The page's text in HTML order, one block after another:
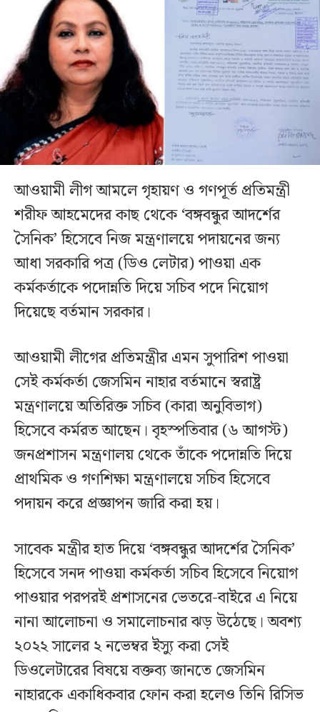
আওয়ামী লীগ আমলে গৃহায়ণ ও গণপূর্ত প্রতিমন্ত্রী
শরীফ আহমেদের কাছ থেকে ‘বঙ্গবন্ধুর আদর্শের
সৈনিক’ হিসেবে নিজ মন্ত্রণালয়ে পদায়নের জন্য
আধা সরকারি পত্র (ডিও লেটার) পাওয়া এক
কর্মকর্তাকে পদোন্নতি দিয়ে সচিব পদে নিয়োগ
দিয়েছে বর্তমান সরকার।
আওয়ামী লীগের প্রতিমন্ত্রীর এমন সুপারিশ পাওয়া
সেই কর্মকর্তা জেসমিন নাহার বর্তমানে স্বরাষ্ট্র
মন্ত্রণালয়ে অতিরিক্ত সচিব (কারা অনুবিভাগ)
হিসেবে কর্মরত আছেন। বৃহস্পতিবার (৬ আগস্ট)
জনপ্রশাসন মন্ত্রণালয় থেকে তাঁকে পদোন্নতি দিয়ে
প্রাথমিক ও গণশিক্ষা মন্ত্রণালয়ে সচিব হিসেবে
পদায়ন করে প্রজ্ঞাপন জারি করা হয়।
সাবেক মন্ত্রীর হাত দিয়ে ‘বঙ্গবন্ধুর আদর্শের সৈনিক’
হিসেবে সনদ পাওয়া কর্মকর্তা সচিব হিসেবে নিয়োগ
পাওয়ার পরপরই প্রশাসনের ভেতরে-বাইরে এ নিয়ে
নানা আলোচনা ও সমালোচনার ঝড় উঠেছে। অবশ্য
২০২২ সালের ২ নভেম্বর ইস্যু করা সেই
ডিওলেটারের বিষয়ে বক্তব্য জানতে জেসমিন
নাহারকে একাধিকবার ফোন করা হলেও তিনি রিসিভ